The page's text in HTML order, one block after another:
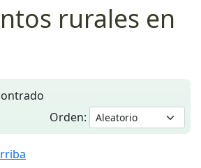
rurales en
Orden: